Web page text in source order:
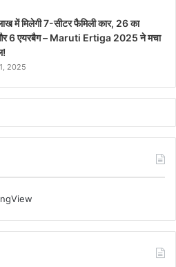
में मिलेगी 7-सीटर फैमिली कार, 26 का
6 एयरबैग – Maruti Ertiga 2025 ने मचा
2025